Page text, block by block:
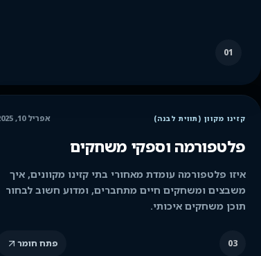
01
קזינו מקוון (תווית לבנה) אפריל 10, 2025
פלטפורמה וספקי משחקים
איזו פלטפורמה עומדת מאחורי בתי קזינו מקוונים, איך
משבצים ומשחקים חיים מתחברים, ומדוע חשוב לבחור
תוכן משחקים איכותי.
03 פתח חומר